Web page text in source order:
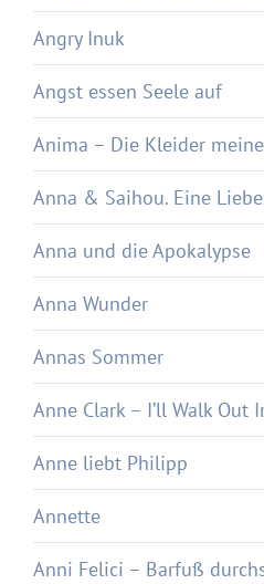
Angry Inuk
Angst essen Seele auf
Anima – Die Kleider
Anna & Saihou. Eine
Anna und die Apokalypse
Anna Wunder
Annas Sommer
Anne Clark – I’ll Walk Out
Anne liebt Philipp
Annette
Anni Felici – Barfuß